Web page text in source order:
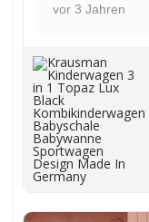
vor 3 Jahren